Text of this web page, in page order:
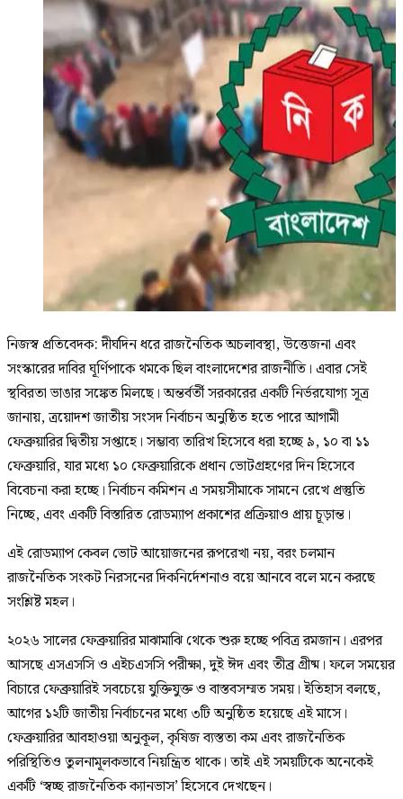
নিজস্ব প্রতিবেদক: দীর্ঘদিন ধরে রাজনৈতিক অচলাবস্থা, উত্তেজনা এবং
সংস্কারের দাবির ঘূর্ণিপাকে থমকে ছিল বাংলাদেশের রাজনীতি। এবার সেই
স্থবিরতা ভাঙার সঙ্কেত মিলছে। অন্তর্বর্তী সরকারের একটি নির্ভরযোগ্য সূত্র
জানায়, ত্রয়োদশ জাতীয় সংসদ নির্বাচন অনুষ্ঠিত হতে পারে আগামী
ফেব্রুয়ারির দ্বিতীয় সপ্তাহে। সম্ভাব্য তারিখ হিসেবে ধরা হচ্ছে ৯, ১০ বা ১১
ফেব্রুয়ারি, যার মধ্যে ১০ ফেব্রুয়ারিকে প্রধান ভোটগ্রহণের দিন হিসেবে
বিবেচনা করা হচ্ছে। নির্বাচন কমিশন এ সময়সীমাকে সামনে রেখে প্রস্তুতি
নিচ্ছে, এবং একটি বিস্তারিত রোডম্যাপ প্রকাশের প্রক্রিয়াও প্রায় চূড়ান্ত।
এই রোডম্যাপ কেবল ভোট আয়োজনের রূপরেখা নয়, বরং চলমান
রাজনৈতিক সংকট নিরসনের দিকনির্দেশনাও বয়ে আনবে বলে মনে করছে
সংশ্লিষ্ট মহল।
২০২৬ সালের ফেব্রুয়ারির মাঝামাঝি থেকে শুরু হচ্ছে পবিত্র রমজান। এরপর
আসছে এসএসসি ও এইচএসসি পরীক্ষা, দুই ঈদ এবং তীব্র গ্রীষ্ম। ফলে সময়ের
বিচারে ফেব্রুয়ারিই সবচেয়ে যুক্তিযুক্ত ও বাস্তবসম্মত সময়। ইতিহাস বলছে,
আগের ১২টি জাতীয় নির্বাচনের মধ্যে ৩টি অনুষ্ঠিত হয়েছে এই মাসে।
ফেব্রুয়ারির আবহাওয়া অনুকূল, কৃষিজ ব্যস্ততা কম এবং রাজনৈতিক
পরিস্থিতিও তুলনামূলকভাবে নিয়ন্ত্রিত থাকে। তাই এই সময়টিকে অনেকেই
একটি ‘স্বচ্ছ রাজনৈতিক ক্যানভাস’ হিসেবে দেখছেন।